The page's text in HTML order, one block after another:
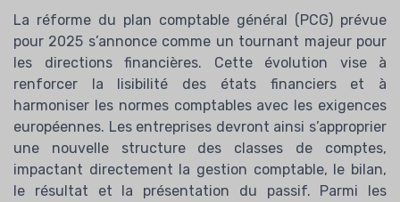
La réforme du plan comptable général (PCG) prévue
pour 2025 s’annonce comme un tournant majeur pour
les directions financières. Cette évolution vise à
renforcer la lisibilité des états financiers et à
harmoniser les normes comptables avec les exigences
européennes. Les entreprises devront ainsi s’approprier
une nouvelle structure des classes de comptes,
impactant directement la gestion comptable, le bilan,
le résultat et la présentation du passif. Parmi les